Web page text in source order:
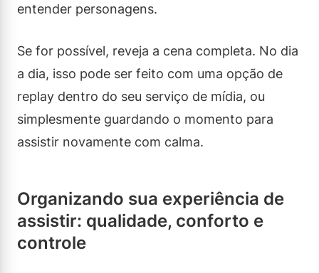
entender personagens.
Se for possível, reveja a cena completa. No dia
a dia, isso pode ser feito com uma opção de
replay dentro do seu serviço de mídia, ou
simplesmente guardando o momento para
assistir novamente com calma.
Organizando sua experiência de
assistir: qualidade, conforto e
controle